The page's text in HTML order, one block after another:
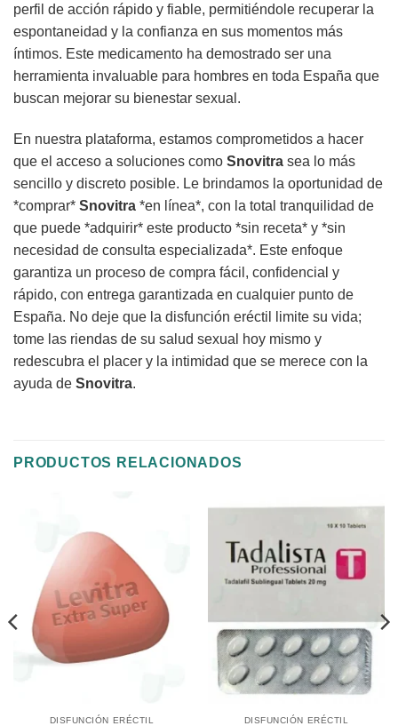
perfil de acción rápido y fiable, permitiéndole recuperar la
espontaneidad y la confianza en sus momentos más
íntimos. Este medicamento ha demostrado ser una
herramienta invaluable para hombres en toda España que
buscan mejorar su bienestar sexual.
En nuestra plataforma, estamos comprometidos a hacer
que el acceso a soluciones como Snovitra sea lo más
sencillo y discreto posible. Le brindamos la oportunidad de
*comprar* Snovitra *en línea*, con la total tranquilidad de
que puede *adquirir* este producto *sin receta* y *sin
necesidad de consulta especializada*. Este enfoque
garantiza un proceso de compra fácil, confidencial y
rápido, con entrega garantizada en cualquier punto de
España. No deje que la disfunción eréctil limite su vida;
tome las riendas de su salud sexual hoy mismo y
redescubra el placer y la intimidad que se merece con la
ayuda de Snovitra.
PRODUCTOS RELACIONADOS
DISFUNCIÓN ERÉCTIL DISFUNCIÓN ERÉCTIL